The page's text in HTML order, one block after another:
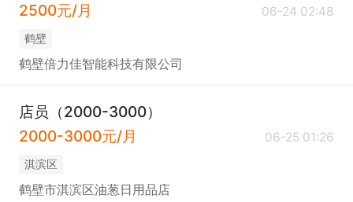
2500元/月
06-24 02:48
鹤壁
鹤壁倍力佳智能科技有限公司
店员（2000-3000）
2000-3000元/月
06-25 01:26
淇滨区
鹤壁市淇滨区油葱日用品店